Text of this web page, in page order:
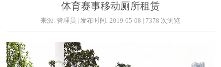
体育赛事移动厕所租赁
来源: 管理员 | 发布时间: 2019-05-08 | 7378 次浏览